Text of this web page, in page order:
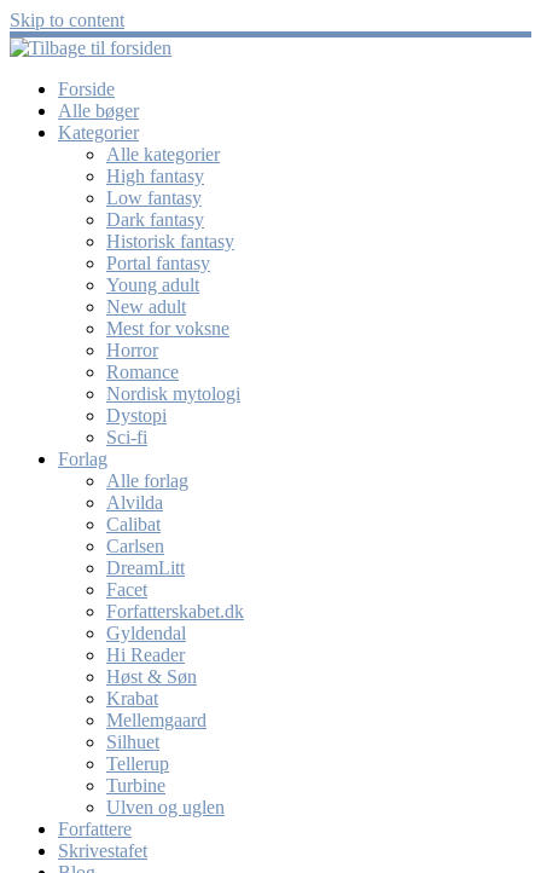
Skip to content
Forside
Alle bøger
Kategorier
Alle kategorier
High fantasy
Low fantasy
Dark fantasy
Historisk fantasy
Portal fantasy
Young adult
New adult
Mest for voksne
Horror
Romance
Nordisk mytologi
Dystopi
Sci-fi
Forlag
Alle forlag
Alvilda
Calibat
Carlsen
DreamLitt
Facet
Forfatterskabet.dk
Gyldendal
Hi Reader
Høst & Søn
Krabat
Mellemgaard
Silhuet
Tellerup
Turbine
Ulven og uglen
Forfattere
Skrivestafet